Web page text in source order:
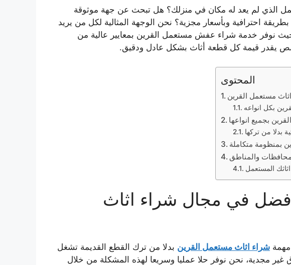
الذي لم يعد له مكان في منزلك؟ هل تبحث عن جهة موثوقة
بطريقة احترافية وبأسعار مجزية؟ نحن الوجهة المثالية لكل من يريد
حيث نوفر خدمة شراء عفش مستعمل القرين بمعايير عالية من
يقدر قيمة كل قطعة أثاث بشكل عادل ودقيق.
المحتوى
مستعمل القرين
بكل انواعه
بجميع انواعها
بدلا من تركها
بمنظومة متكاملة
والمناطق
المستعمل
في مجال شراء اثاث
شراء اثاث مستعمل القرين بدلا من ترك القطع القديمة تشغل
مجدية، نحن نوفر حلا عمليا وسريعا لهذه المشكلة من خلال